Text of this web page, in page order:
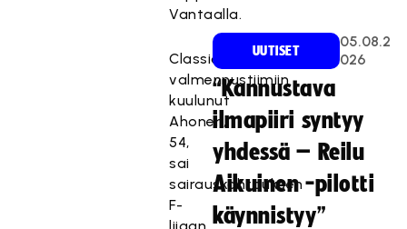
Vantaalla.
Classicin
valmennustiimiin
kuulunut
Ahonen,
54,
sai
sairauskohtauksen
F-
UUTISET
05.08.2
026
“Kannustava
ilmapiiri syntyy
yhdessä – Reilu
Aikuinen -pilotti
käynnistyy”